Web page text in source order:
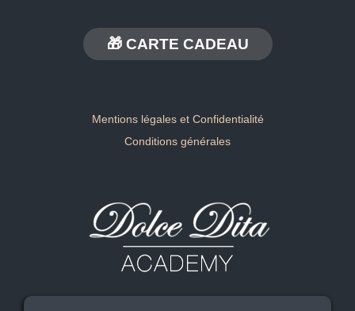
🎁 CARTE CADEAU
Mentions légales et Confidentialité
Conditions générales